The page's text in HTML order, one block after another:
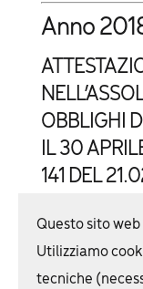
Anno
OBBLIGHI
IL 30
141 DEL
Allegato 3
Questo sito
Utilizziamo
tecniche